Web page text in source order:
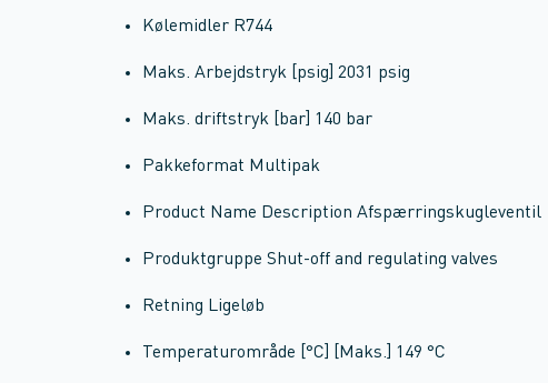
Kølemidler R744
Maks. Arbejdstryk [psig] 2031 psig
Maks. driftstryk [bar] 140 bar
Pakkeformat Multipak
Product Name Description Afspærringskugleventil
Produktgruppe Shut-off and regulating valves
Retning Ligeløb
Temperaturområde [°C] [Maks.] 149 °C